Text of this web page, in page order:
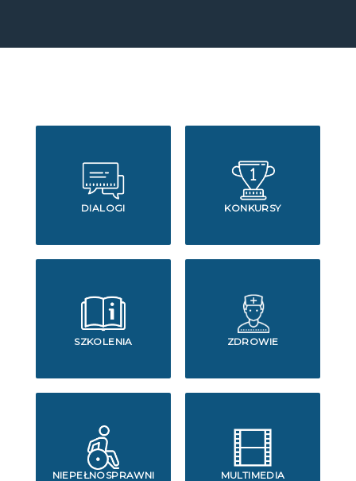
DIALOGI KONKURSY
SZKOLENIA ZDROWIE
NIEPEŁNOSPRAWNI MULTIMEDIA